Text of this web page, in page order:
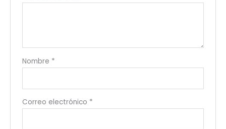
Nombre *
Correo electrónico *